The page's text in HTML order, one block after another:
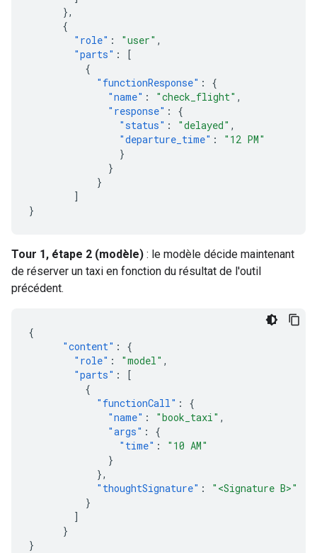
},
{
"role" : "user" ,
"parts" :
[
{
"functionResponse" :
{
"name" : "check_flight" ,
"response" :
{
"status" : "delayed" ,
"departure_time" :
"12 PM"
}
}
}
]
}
Tour 1, étape 2 (modèle) : le modèle décide maintenant
de réserver un taxi en fonction du résultat de l'outil
précédent.
{
"content" :
{
"role" : "model" ,
"parts" :
[
{
"functionCall" :
{
"name" : "book_taxi" ,
"args" :
{
"time" :
"10 AM"
}
},
"thoughtSignature" :
"<Signature B>"
}
]
}
}